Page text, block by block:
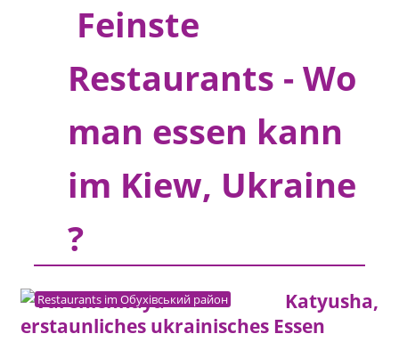
Feinste
Restaurants - Wo
man essen kann
im Kiew, Ukraine
?
Restaurants im Обухівський район